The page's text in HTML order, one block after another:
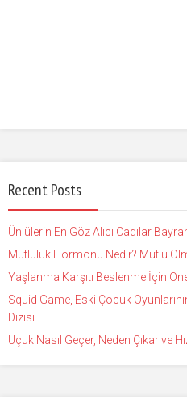
Recent Posts
Ünlülerin En Göz Alıcı Cadılar
Mutluluk Hormonu Nedir? Mutlu
Yaşlanma Karşıtı Beslenme İçin
Squid Game, Eski Çocuk
Dizisi
Uçuk Nasıl Geçer, Neden Çıkar ve